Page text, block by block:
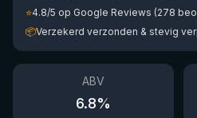
⭐4.8/5 op Google Reviews (278
📦Verzekerd verzonden & stevig
ABV
6.8%